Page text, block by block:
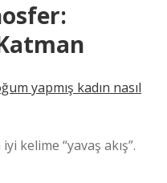
yapmış kadın nasıl
kelime “yavaş akış”.